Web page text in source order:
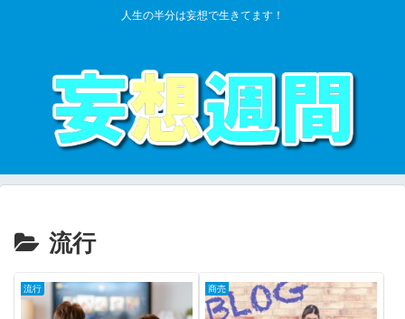
人生の半分は妄想で生きてます！
流行
流行 商売